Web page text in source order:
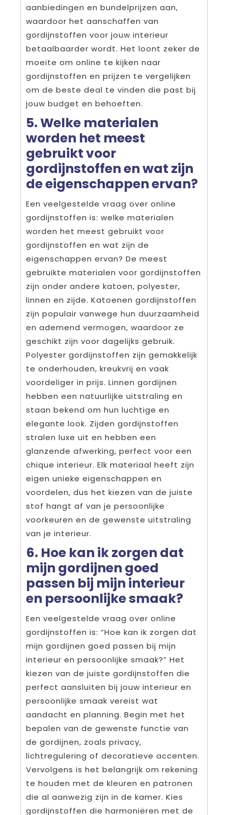
aanbiedingen en bundelprijzen aan,
waardoor het aanschaffen van
gordijnstoffen voor jouw interieur
betaalbaarder wordt. Het loont zeker de
moeite om online te kijken naar
gordijnstoffen en prijzen te vergelijken
om de beste deal te vinden die past bij
jouw budget en behoeften.
5. Welke materialen
worden het meest
gebruikt voor
gordijnstoffen en wat zijn
de eigenschappen ervan?
Een veelgestelde vraag over online
gordijnstoffen is: welke materialen
worden het meest gebruikt voor
gordijnstoffen en wat zijn de
eigenschappen ervan? De meest
gebruikte materialen voor gordijnstoffen
zijn onder andere katoen, polyester,
linnen en zijde. Katoenen gordijnstoffen
zijn populair vanwege hun duurzaamheid
en ademend vermogen, waardoor ze
geschikt zijn voor dagelijks gebruik.
Polyester gordijnstoffen zijn gemakkelijk
te onderhouden, kreukvrij en vaak
voordeliger in prijs. Linnen gordijnen
hebben een natuurlijke uitstraling en
staan bekend om hun luchtige en
elegante look. Zijden gordijnstoffen
stralen luxe uit en hebben een
glanzende afwerking, perfect voor een
chique interieur. Elk materiaal heeft zijn
eigen unieke eigenschappen en
voordelen, dus het kiezen van de juiste
stof hangt af van je persoonlijke
voorkeuren en de gewenste uitstraling
van je interieur.
6. Hoe kan ik zorgen dat
mijn gordijnen goed
passen bij mijn interieur
en persoonlijke smaak?
Een veelgestelde vraag over online
gordijnstoffen is: “Hoe kan ik zorgen dat
mijn gordijnen goed passen bij mijn
interieur en persoonlijke smaak?” Het
kiezen van de juiste gordijnstoffen die
perfect aansluiten bij jouw interieur en
persoonlijke smaak vereist wat
aandacht en planning. Begin met het
bepalen van de gewenste functie van
de gordijnen, zoals privacy,
lichtregulering of decoratieve accenten.
Vervolgens is het belangrijk om rekening
te houden met de kleuren en patronen
die al aanwezig zijn in de kamer. Kies
gordijnstoffen die harmoniëren met de